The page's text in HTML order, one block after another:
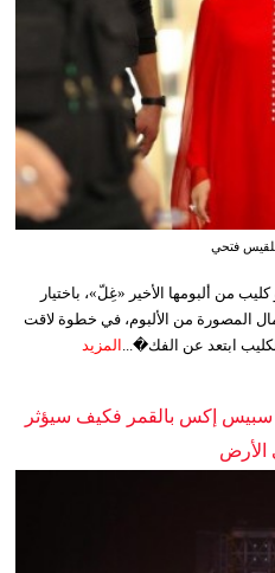
بلقيس فتحي
من ألبومها الأخير «غِلّ»، باختيار
المصورة من الألبوم، في خطوة لاقت
ابتعد عن الفك�... المزيد
إكس بالقمر فكيف سيؤثر
الأرض